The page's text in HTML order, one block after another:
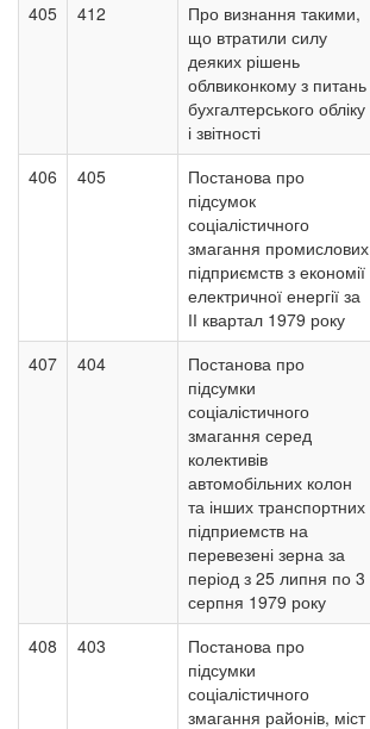
405 412
Про визнання такими,
що втратили силу
деяких рішень
облвиконкому з питань
бухгалтерського обліку
і звітності
406 405
Постанова про
підсумок
соціалістичного
змагання промислових
підприємств з економії
електричної енергії за
ІІ квартал 1979 року
407 404
Постанова про
підсумки
соціалістичного
змагання серед
колективів
автомобільних колон
та інших транспортних
підприемств на
перевезені зерна за
період з 25 липня по 3
серпня 1979 року
408 403
Постанова про
підсумки
соціалістичного
змагання районів, міст